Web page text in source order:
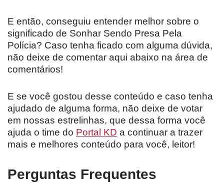
E então, conseguiu entender melhor sobre o
significado de Sonhar Sendo Presa Pela
Polícia? Caso tenha ficado com alguma dúvida,
não deixe de comentar aqui abaixo na área de
comentários!
E se você gostou desse conteúdo e caso tenha
ajudado de alguma forma, não deixe de votar
em nossas estrelinhas, que dessa forma você
ajuda o time do Portal KD a continuar a trazer
mais e melhores conteúdo para você, leitor!
Perguntas Frequentes